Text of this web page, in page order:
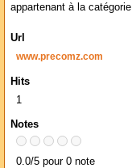
appartenant à la catégorie
Url
www.precomz.com
Hits
1
Notes
0.0/5 pour 0 note